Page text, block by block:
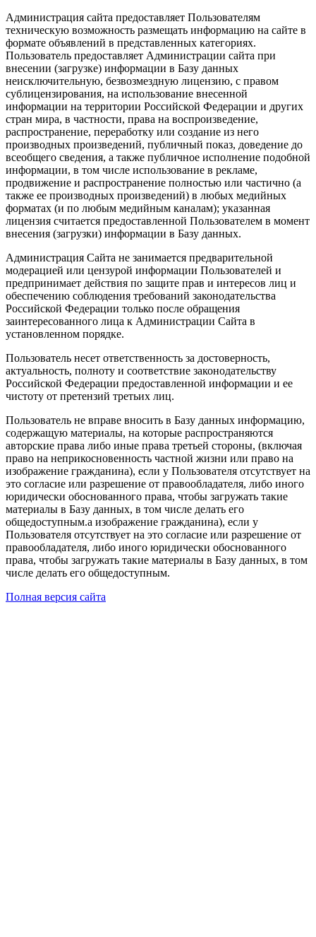
Администрация сайта предоставляет Пользователям
техническую возможность размещать информацию на сайте в
формате объявлений в представленных категориях.
Пользователь предоставляет Администрации сайта при
внесении (загрузке) информации в Базу данных
неисключительную, безвозмездную лицензию, с правом
сублицензирования, на использование внесенной
информации на территории Российской Федерации и других
стран мира, в частности, права на воспроизведение,
распространение, переработку или создание из него
производных произведений, публичный показ, доведение до
всеобщего сведения, а также публичное исполнение подобной
информации, в том числе использование в рекламе,
продвижение и распространение полностью или частично (а
также ее производных произведений) в любых медийных
форматах (и по любым медийным каналам); указанная
лицензия считается предоставленной Пользователем в момент
внесения (загрузки) информации в Базу данных.
Администрация Сайта не занимается предварительной
модерацией или цензурой информации Пользователей и
предпринимает действия по защите прав и интересов лиц и
обеспечению соблюдения требований законодательства
Российской Федерации только после обращения
заинтересованного лица к Администрации Сайта в
установленном порядке.
Пользователь несет ответственность за достоверность,
актуальность, полноту и соответствие законодательству
Российской Федерации предоставленной информации и ее
чистоту от претензий третьих лиц.
Пользователь не вправе вносить в Базу данных информацию,
содержащую материалы, на которые распространяются
авторские права либо иные права третьей стороны, (включая
право на неприкосновенность частной жизни или право на
изображение гражданина), если у Пользователя отсутствует на
это согласие или разрешение от правообладателя, либо иного
юридически обоснованного права, чтобы загружать такие
материалы в Базу данных, в том числе делать его
общедоступным.а изображение гражданина), если у
Пользователя отсутствует на это согласие или разрешение от
правообладателя, либо иного юридически обоснованного
права, чтобы загружать такие материалы в Базу данных, в том
числе делать его общедоступным.
Полная версия сайта